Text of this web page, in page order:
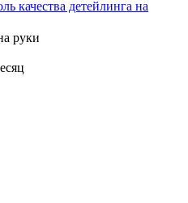
качества детейлинга на
руки